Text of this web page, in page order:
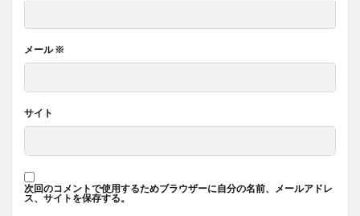
メール※
サイト
次回のコメントで使用するためブラウザーに自分の名前、メールアドレ
ス、サイトを保存する。